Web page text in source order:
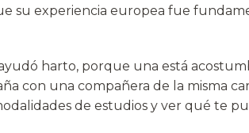
su experiencia europea fue
harto, porque una está
con una compañera de la misma
de estudios y ver qué te